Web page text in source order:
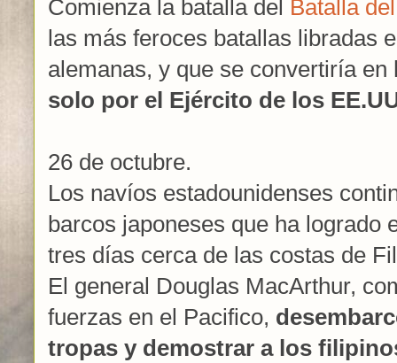
Comienza la batalla del Batalla
las más feroces batallas libradas
alemanas, y que se convertiría en
solo por el Ejército de los
26 de octubre.
Los navíos estadounidenses
barcos japoneses que ha logrado
tres días cerca de las costas de
El general Douglas MacArthur,
fuerzas en el Pacifico,
tropas y demostrar a los